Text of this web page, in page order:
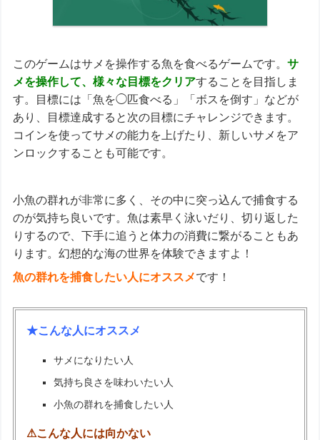
このゲームはサメを操作する魚を食べるゲームです。サ
メを操作して、様々な目標をクリアすることを目指しま
す。目標には「魚を◯匹食べる」「ボスを倒す」などが
あり、目標達成すると次の目標にチャレンジできます。
コインを使ってサメの能力を上げたり、新しいサメをア
ンロックすることも可能です。
小魚の群れが非常に多く、その中に突っ込んで捕食する
のが気持ち良いです。魚は素早く泳いだり、切り返した
りするので、下手に追うと体力の消費に繋がることもあ
ります。幻想的な海の世界を体験できますよ！
魚の群れを捕食したい人にオススメです！
★こんな人にオススメ
サメになりたい人
気持ち良さを味わいたい人
小魚の群れを捕食したい人
⚠こんな人には向かない